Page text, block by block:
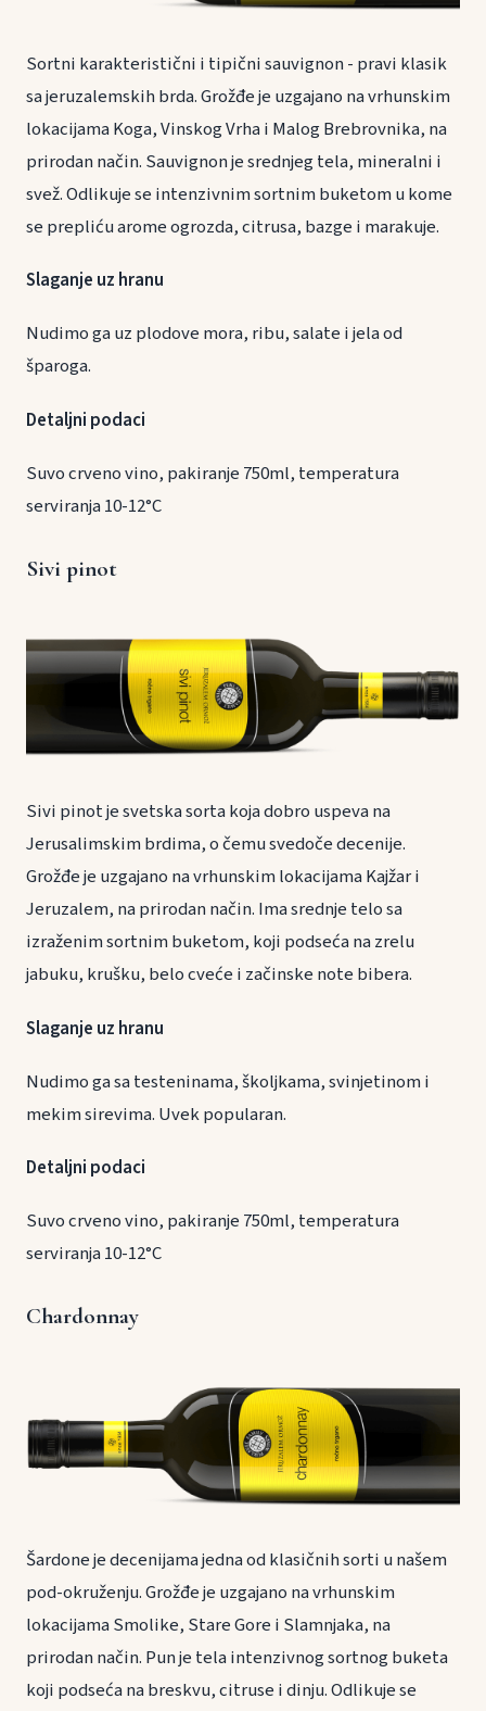
Sortni karakteristični i tipični sauvignon - pravi klasik
sa jeruzalemskih brda. Grožđe je uzgajano na vrhunskim
lokacijama Koga, Vinskog Vrha i Malog Brebrovnika, na
prirodan način. Sauvignon je srednjeg tela, mineralni i
svež. Odlikuje se intenzivnim sortnim buketom u kome
se prepliću arome ogrozda, citrusa, bazge i marakuje.
Slaganje uz hranu
Nudimo ga uz plodove mora, ribu, salate i jela od
šparoga.
Detaljni podaci
Suvo crveno vino, pakiranje 750ml, temperatura
serviranja 10-12°C
Sivi pinot
Sivi pinot je svetska sorta koja dobro uspeva na
Jerusalimskim brdima, o čemu svedoče decenije.
Grožđe je uzgajano na vrhunskim lokacijama Kajžar i
Jeruzalem, na prirodan način. Ima srednje telo sa
izraženim sortnim buketom, koji podseća na zrelu
jabuku, krušku, belo cveće i začinske note bibera.
Slaganje uz hranu
Nudimo ga sa testeninama, školjkama, svinjetinom i
mekim sirevima. Uvek popularan.
Detaljni podaci
Suvo crveno vino, pakiranje 750ml, temperatura
serviranja 10-12°C
Chardonnay
Šardone je decenijama jedna od klasičnih sorti u našem
pod-okruženju. Grožđe je uzgajano na vrhunskim
lokacijama Smolike, Stare Gore i Slamnjaka, na
prirodan način. Pun je tela intenzivnog sortnog buketa
koji podseća na breskvu, citruse i dinju. Odlikuje se